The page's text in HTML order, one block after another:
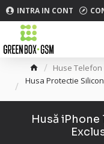
INTRA IN CONT
Huse Telefon
Husa Protectie
Husă iPhone